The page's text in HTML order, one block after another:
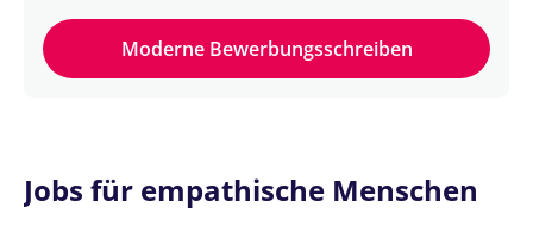
Moderne Bewerbungsschreiben
Jobs für empathische Menschen